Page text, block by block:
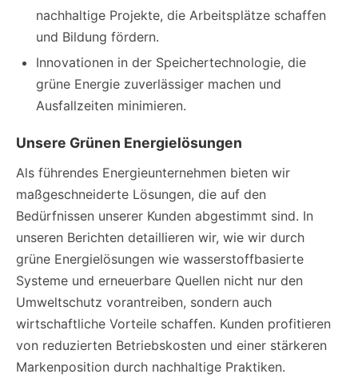
nachhaltige Projekte, die Arbeitsplätze schaffen
und Bildung fördern.
Innovationen in der Speichertechnologie, die
grüne Energie zuverlässiger machen und
Ausfallzeiten minimieren.
Unsere Grünen Energielösungen
Als führendes Energieunternehmen bieten wir
maßgeschneiderte Lösungen, die auf den
Bedürfnissen unserer Kunden abgestimmt sind. In
unseren Berichten detaillieren wir, wie wir durch
grüne Energielösungen wie wasserstoffbasierte
Systeme und erneuerbare Quellen nicht nur den
Umweltschutz vorantreiben, sondern auch
wirtschaftliche Vorteile schaffen. Kunden profitieren
von reduzierten Betriebskosten und einer stärkeren
Markenposition durch nachhaltige Praktiken.